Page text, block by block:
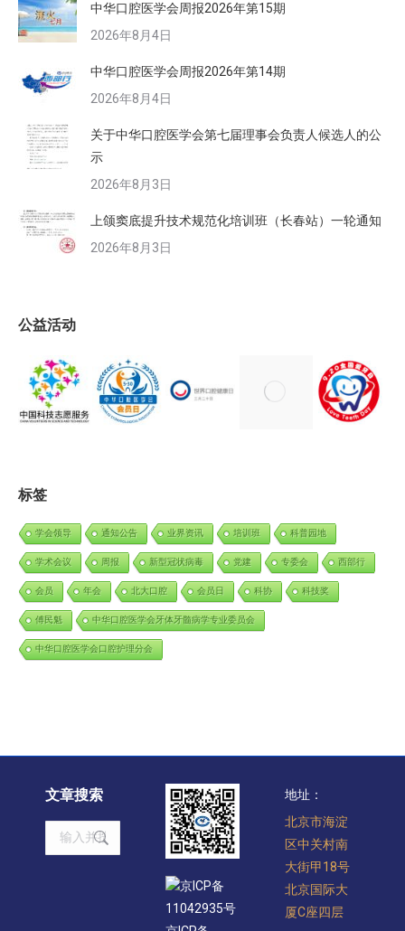
中华口腔医学会周报2026年第15期
2026年8月4日
中华口腔医学会周报2026年第14期
2026年8月4日
关于中华口腔医学会第七届理事会负责人候选人的公
示
2026年8月3日
上颌窦底提升技术规范化培训班（长春站）一轮通知
2026年8月3日
公益活动
标签
学会领导 通知公告 业界资讯 培训班 科普园地
学术会议 周报 新型冠状病毒 党建 专委会 西部行
会员 年会 北大口腔 会员日 科协 科技奖
傅民魁 中华口腔医学会牙体牙髓病学专业委员会
中华口腔医学会口腔护理分会
文章搜索
Search:
京ICP备
11042935号
地址：
北京市海淀
区中关村南
大街甲18号
北京国际大
厦C座四层